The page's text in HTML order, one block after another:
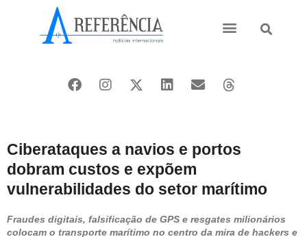
Ciberataques a navios e portos
dobram custos e expõem
vulnerabilidades do setor marítimo
Fraudes digitais, falsificação de GPS e resgates milionários
colocam o transporte marítimo no centro da mira de hackers e